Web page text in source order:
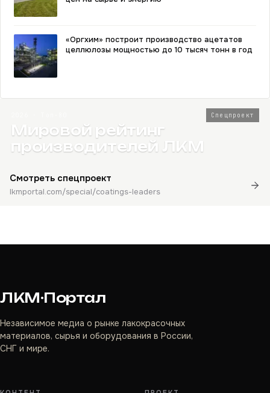
«Оргхим» построит производство ацетатов
целлюлозы мощностью до 10 тысяч тонн в год
Спецпроект
Мировой рейтинг
производителей ЛКМ
Смотреть спецпроект
lkmportal.com/special/coatings-leaders
ЛКМ·Портал
Независимое медиа о рынке лакокрасочных
материалов, сырья и оборудования в России,
СНГ и мире.